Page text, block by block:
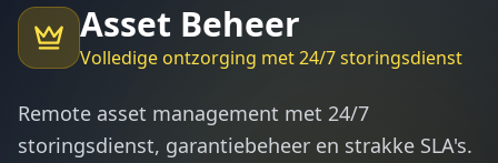
Asset Beheer
Volledige ontzorging met 24/7 storingsdienst
Remote asset management met 24/7
storingsdienst, garantiebeheer en strakke SLA's.